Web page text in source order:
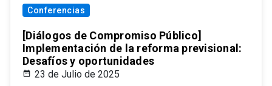
Conferencias
[Diálogos de Compromiso Público]
Implementación de la reforma previsional:
Desafíos y oportunidades
23 de Julio de 2025